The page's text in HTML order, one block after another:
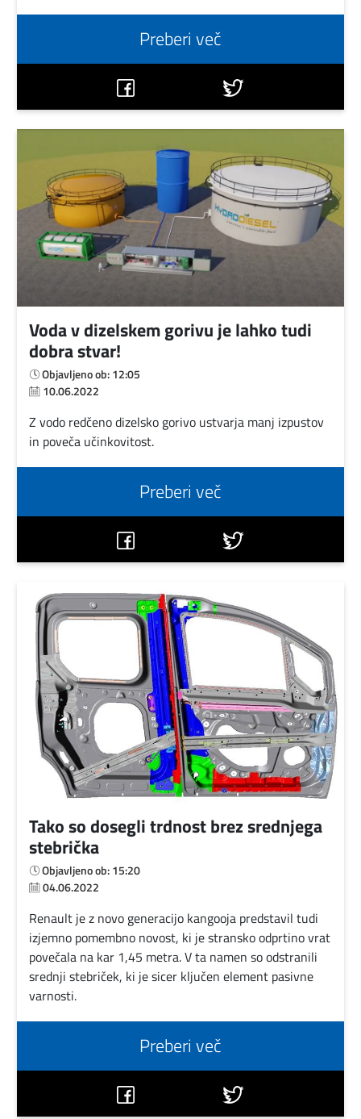
Domov
Aktualna
izobraževanja
Preverjanje
znanja
Novice
Preberi več
Voda v dizelskem gorivu je lahko tudi
dobra stvar!
10.06.2022
Objavljeno ob: 12:05
Z vodo redčeno dizelsko gorivo ustvarja manj izpustov
in poveča učinkovitost.
Preberi več
Tako so dosegli trdnost brez srednjega
stebrička
04.06.2022
Objavljeno ob: 15:20
Renault je z novo generacijo kangooja predstavil tudi
izjemno pomembno novost, ki je stransko odprtino vrat
povečala na kar 1,45 metra. V ta namen so odstranili
srednji stebriček, ki je sicer ključen element pasivne
varnosti.
Preberi več